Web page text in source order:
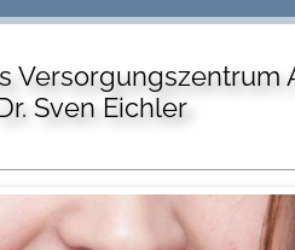
Versorgungszentrum
Sven Eichler